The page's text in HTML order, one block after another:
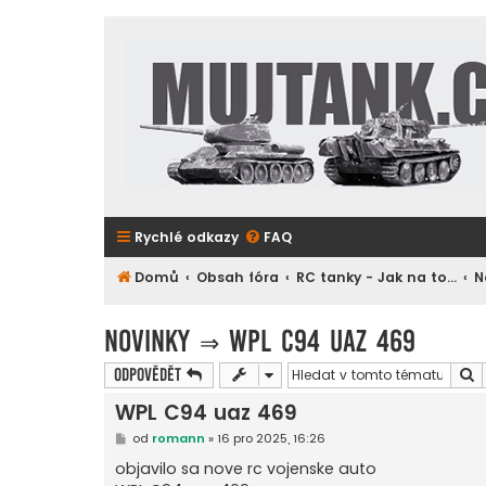
Rychlé odkazy FAQ
Domů Obsah fóra RC tanky - Jak na to...
Novinky ⇒ WPL C94 uaz 469
Odpovědět
WPL C94 uaz 469
P
í
s
od romann » 16 pro 2025, 16:26
objavilo sa nove rc vojenske auto